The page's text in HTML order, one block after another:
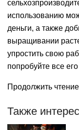
использованию
деньги, а также
выращивании
упростить свою
попробуйте все
Продолжить чтение
Также